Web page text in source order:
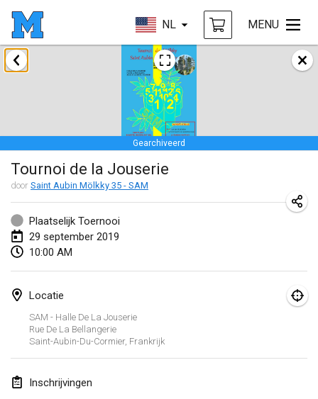
NL MENU
Gearchiveerd
Tournoi de la Jouserie
door Saint Aubin Mölkky 35 - SAM
Plaatselijk Toernooi
29 september 2019
10:00 AM
Locatie
SAM - Halle De La Jouserie
Rue De La Bellangerie
Saint-Aubin-Du-Cormier, Frankrijk
Inschrijvingen
januari 2019
New Year's Throw Mölkky
Tsjechië
Tournoi Mixte ASPTTOM
20 jan. 2019| Frankrijk
Tournoi d'Hiver
26 jan. 2019|Frankrijk
Liekki Cup
Tournoi de Mölkky - Lesfous Dubâtonvaigeois
26 jan. 2019|Frankrijk
februari 2019
Kotka Mölkky Open Indoor